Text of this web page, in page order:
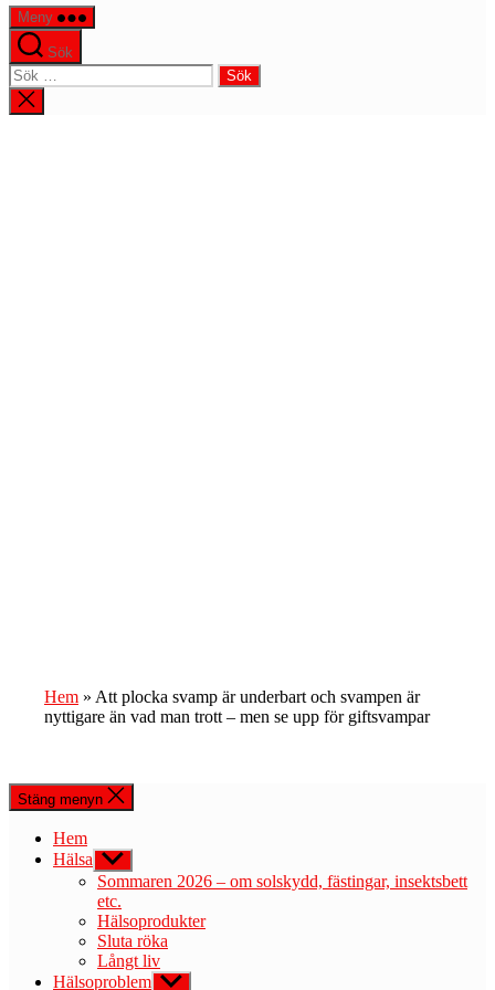
Meny
Sök
Sök
efter:
Stäng
sökningen
Hem » Att plocka svamp är underbart och svampen är
nyttigare än vad man trott – men se upp för giftsvampar
Stäng menyn
Hem
Hälsa Visa
undermeny
Sommaren 2026 – om solskydd, fästingar, insektsbett
etc.
Hälsoprodukter
Sluta röka
Långt liv
Hälsoproblem Visa